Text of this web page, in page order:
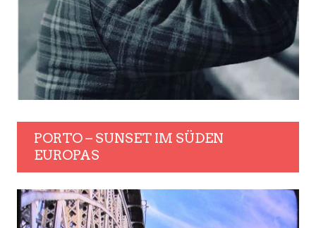
PORTO – SUNSET IM SÜDEN
EUROPAS